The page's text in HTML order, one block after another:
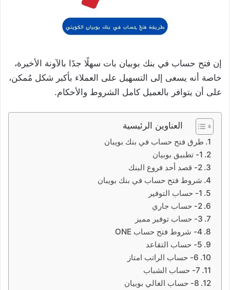
إن فتح حساب في بنك بوبيان بات سهلًا جدًا بالآونة الأخيرة،
خاصة أنه يسعى إلى التسهيل على العملاء بأكبر شكل مُمكن،
على أن يتوافر بالعميل كامل الشروط والأحكام.
العناوين الرئيسية
طرق فتح حساب في بنك بويبان
1- تطبيق بوبيان
2- قصد أحد فروع البنك
شروط فتح حساب في بنك بويبان
1- حساب التوفير
2- حساب جاري
3- حساب توفير مميز
4- شروط فتح حساب ONE
5- حساب التقاعد
6- حساب الراتب امتاز
7- حساب الشباب
8- حساب الغالي بوبيان